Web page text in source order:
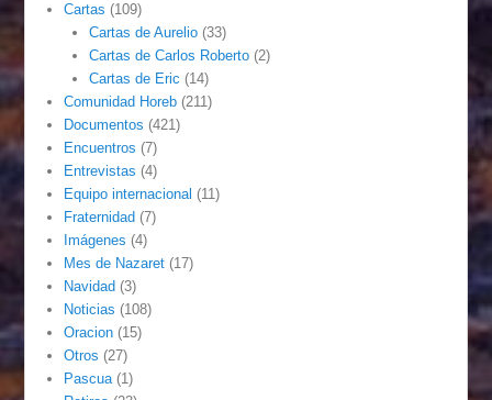
Cartas (109)
Cartas de Aurelio(33)
Cartas de Carlos Roberto(2)
Cartas de Eric (14)
Comunidad Horeb (211)
Documentos (421)
Encuentros (7)
Entrevistas (4)
Equipo internacional (11)
Fraternidad (7)
Imágenes (4)
Mes de Nazaret (17)
Navidad (3)
Noticias (108)
Oracion (15)
Otros (27)
Pascua(1)